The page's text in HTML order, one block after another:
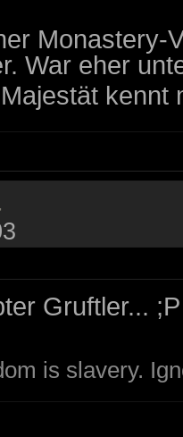
Monastery-
War eher
kennt
Gruftler...
is slavery.